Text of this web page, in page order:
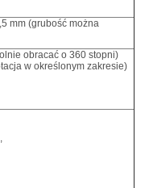
mm (grubość można
obracać o 360 stopni)
w określonym zakresie)